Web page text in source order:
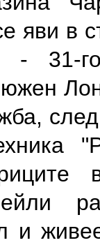
яви в
- 31-
и